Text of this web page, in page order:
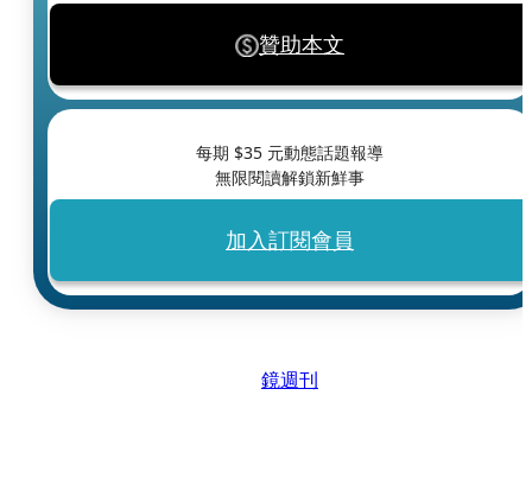
贊助本文
每期 $35 元動態話題報導
無限閱讀解鎖新鮮事
加入訂閱會員
鏡週刊